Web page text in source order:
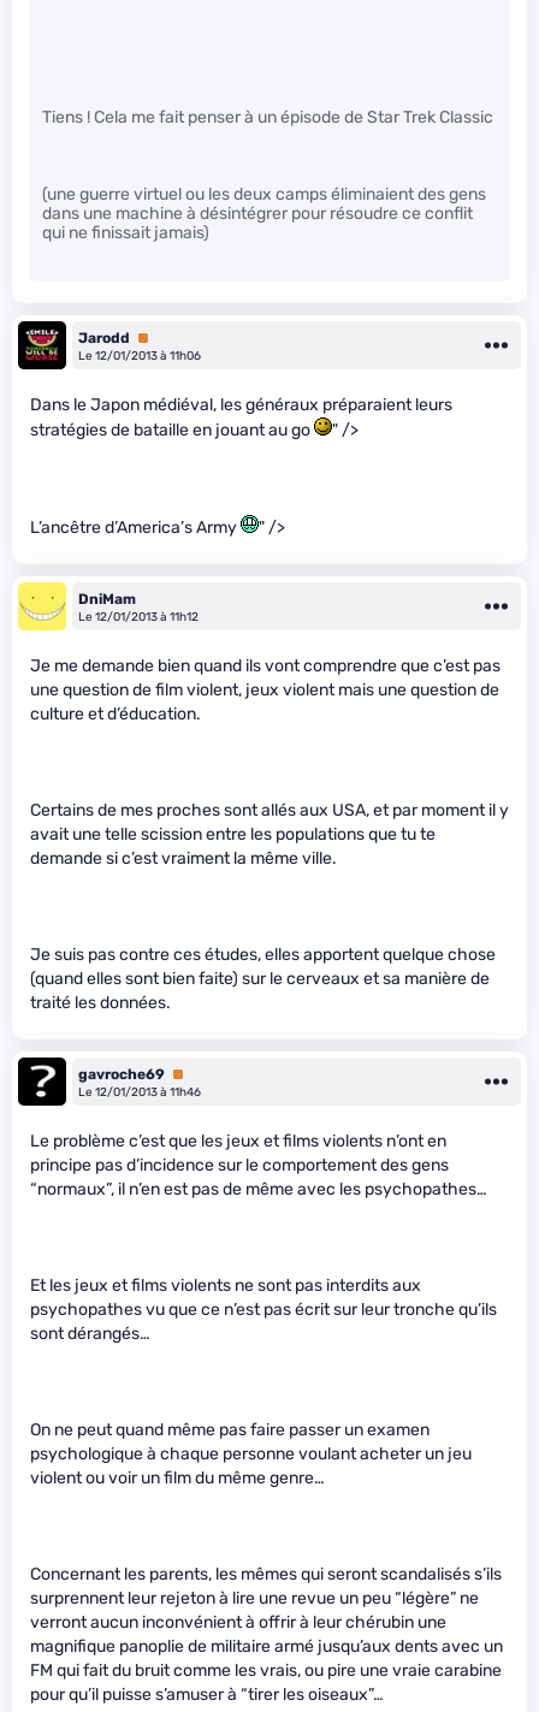
Tiens ! Cela me fait penser à un épisode de Star Trek Classic
(une guerre virtuel ou les deux camps éliminaient des gens
dans une machine à désintégrer pour résoudre ce conflit
qui ne finissait jamais)
Jarodd
Premium
Le 12/01/2013 à 11h06
Dans le Japon médiéval, les généraux préparaient leurs
stratégies de bataille en jouant au go
" />
L’ancêtre d’America’s Army " />
DniMam
Le 12/01/2013 à 11h12
Je me demande bien quand ils vont comprendre que c’est pas
une question de film violent, jeux violent mais une question de
culture et d’éducation.
Certains de mes proches sont allés aux USA, et par moment il y
avait une telle scission entre les populations que tu te
demande si c’est vraiment la même ville.
Je suis pas contre ces études, elles apportent quelque chose
(quand elles sont bien faite) sur le cerveaux et sa manière de
traité les données.
gavroche69 Premium
Le 12/01/2013 à 11h46
Le problème c’est que les jeux et films violents n’ont en
principe pas d’incidence sur le comportement des gens
“normaux”, il n’en est pas de même avec les psychopathes…
Et les jeux et films violents ne sont pas interdits aux
psychopathes vu que ce n’est pas écrit sur leur tronche qu’ils
sont dérangés…
On ne peut quand même pas faire passer un examen
psychologique à chaque personne voulant acheter un jeu
violent ou voir un film du même genre…
Concernant les parents, les mêmes qui seront scandalisés s’ils
surprennent leur rejeton à lire une revue un peu “légère” ne
verront aucun inconvénient à offrir à leur chérubin une
magnifique panoplie de militaire armé jusqu’aux dents avec un
FM qui fait du bruit comme les vrais, ou pire une vraie carabine
pour qu’il puisse s’amuser à “tirer les oiseaux”…